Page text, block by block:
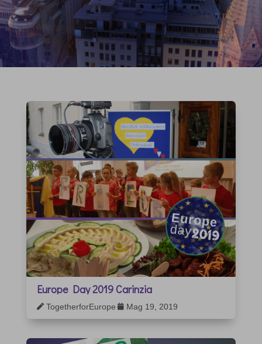
Europe Day 2019 Carinzia
 TogetherforEurope  Mag 19, 2019